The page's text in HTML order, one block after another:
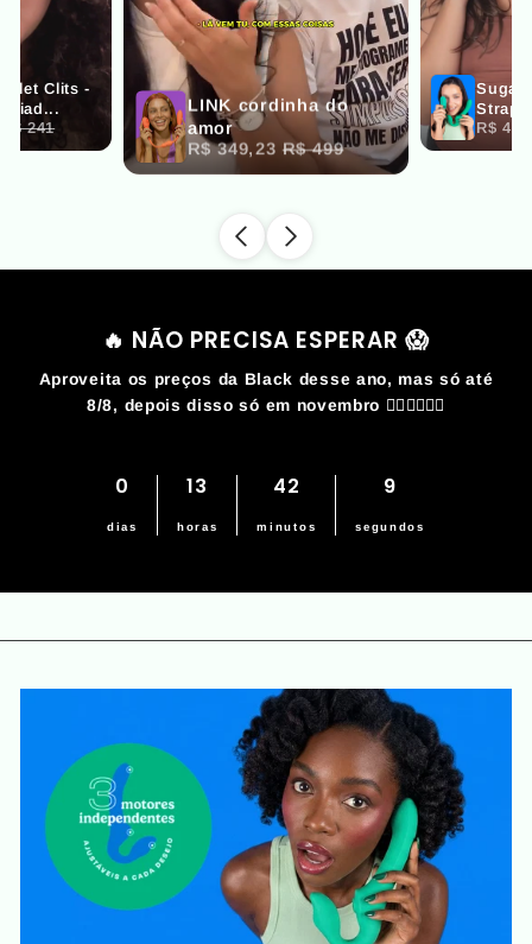
🔥 NÃO PRECISA ESPERAR 😱
Aproveita os preços da Black desse ano, mas só até
8/8, depois disso só em novembro 🏃‍♀️🏃‍♀️🏃‍♀️
0
dias
13
horas
42
minutos
9
segundos